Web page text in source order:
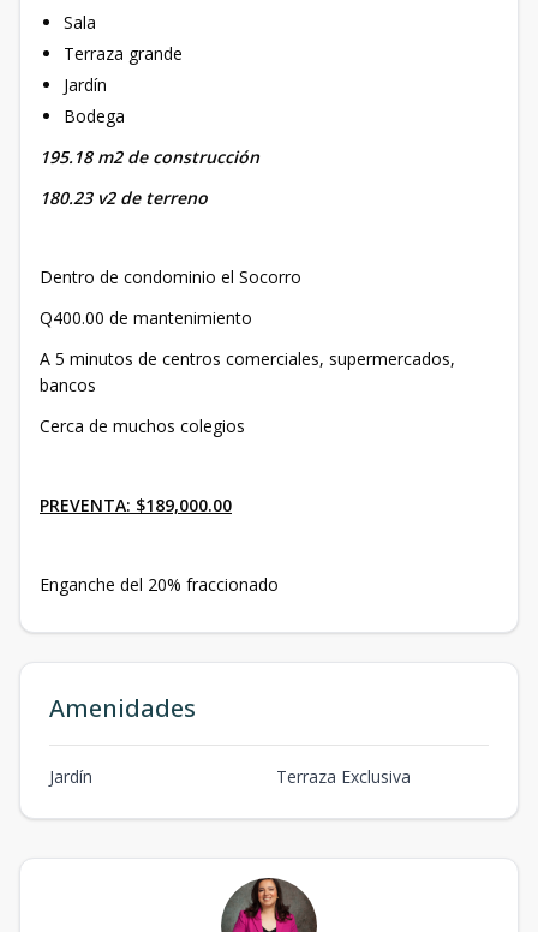
Sala
Terraza grande
Jardín
Bodega
195.18 m2 de construcción
180.23 v2 de terreno
Dentro de condominio el Socorro
Q400.00 de mantenimiento
A 5 minutos de centros comerciales, supermercados,
bancos
Cerca de muchos colegios
PREVENTA: $189,000.00
Enganche del 20% fraccionado
Amenidades
Jardín Terraza Exclusiva